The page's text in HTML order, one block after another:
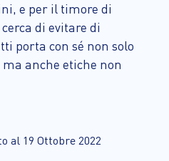
e per il timore di
di evitare di
porta con sé non solo
anche etiche non
al 19 Ottobre 2022